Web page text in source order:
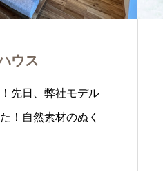
ウス
先日、弊社モデル
！自然素材のぬく